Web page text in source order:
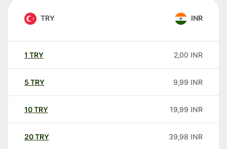
TRY INR
1 TRY 2,00 INR
5 TRY 9,99 INR
10TRY 19,99 INR
20TRY 39,98 INR